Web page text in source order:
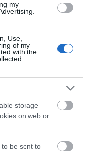
my
Use,
of my
with the
storage
on web or
to be sent to
első hardveralapú
NAV
és